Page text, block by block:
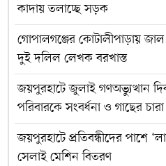
কাদায় তলাচ্ছে সড়ক
গোপালগঞ্জের কোটালীপাড়ায়
দুই দলিল লেখক বরখাস্ত
জয়পুরহাটে জুলাই গণঅভ্যুত্থান
পরিবারকে সংবর্ধনা ও গাছের
জয়পুরহাটে প্রতিবন্ধীদের পাশে
সেলাই মেশিন বিতরণ